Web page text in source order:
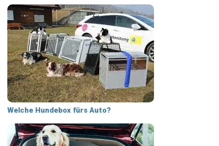
Welche Hundebox fürs Auto?